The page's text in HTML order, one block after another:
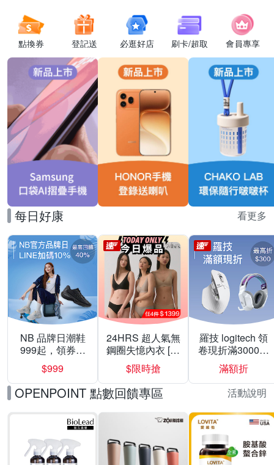
點換券 登記送 必逛好店 刷卡/超取 會員專享
每日好康 看更多
NB 品牌日潮鞋
999起，領券折
上折 最高回饋
40%
$999
24HRS 超人氣無
鋼圈失憶內衣 [熱
銷好評]
$限時搶
羅技 logitech 領
卷現折滿3000折
300
滿額折
OPENPOINT 點數回饋專區 活動說明